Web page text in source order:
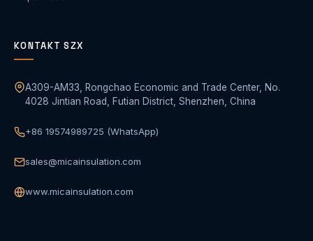
KONTAKT SZX
A309-AM33, Rongchao Economic and Trade Center, No.
4028 Jintian Road, Futian District, Shenzhen, China
+86 19574989725 (WhatsApp)
sales@micainsulation.com
www.micainsulation.com